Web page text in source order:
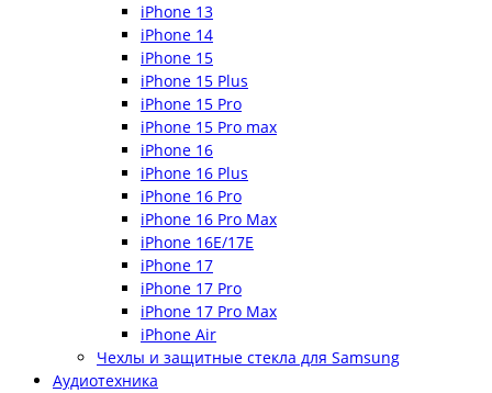
iPhone 13
iPhone 14
iPhone 15
iPhone 15 Plus
iPhone 15 Pro
iPhone 15 Pro max
iPhone 16
iPhone 16 Plus
iPhone 16 Pro
iPhone 16 Pro Max
iPhone 16E/17E
iPhone 17
iPhone 17 Pro
iPhone 17 Pro Max
iPhone Air
Чехлы и защитные стекла для Samsung
Аудиотехника